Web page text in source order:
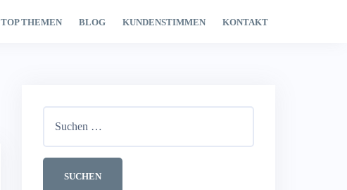
TOP THEMEN BLOG KUNDENSTIMMEN KONTAKT